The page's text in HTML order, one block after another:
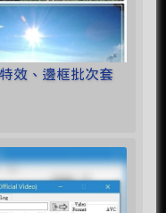
效、邊框批次套